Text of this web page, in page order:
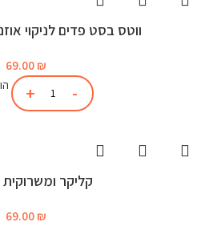
ווטס בסט פדים לניקוי אוזניים
69.00 ₪
קליקר ומשרוקית Coachi
69.00 ₪